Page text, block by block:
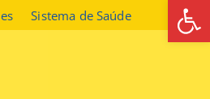
Sistema de Saúde